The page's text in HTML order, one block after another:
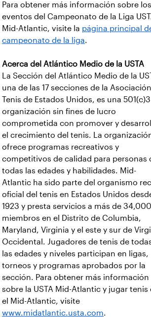
Para obtener más información sobre los
eventos del Campeonato de la Liga
Mid-Atlantic, visite la página principal
campeonato de la liga.
Acerca del Atlántico Medio de la USTA
La Sección del Atlántico Medio de la
una de las 17 secciones de la
Tenis de Estados Unidos, es una 501(c)3
organización sin fines de lucro
comprometida con promover y
el crecimiento del tenis. La
ofrece programas recreativos y
competitivos de calidad para personas
todas las edades y habilidades. Mid-
Atlantic ha sido parte del organismo
oficial del tenis en Estados Unidos
1923 y presta servicios a más de 34,000
miembros en el Distrito de Columbia,
Maryland, Virginia y el este y sur de
Occidental. Jugadores de tenis de
las edades y niveles participan en ligas,
torneos y programas aprobados por la
sección. Para obtener más información
sobre la USTA Mid-Atlantic y jugar tenis
el Mid-Atlantic, visite
www.midatlantic.usta.com.